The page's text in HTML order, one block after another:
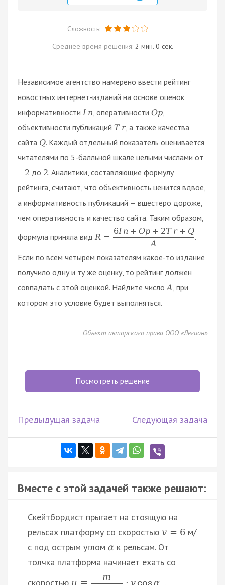
Сложность:
Среднее время решения: 2 мин. 0 сек.
Независимое агентство намерено ввести рейтинг
новостных интернет-изданий на основе оценок
информативности I n , оперативности Op,
объективности публикаций T r, а также качества
сайта Q. Каждый отдельный показатель оценивается
читателями по 5-балльной шкале целыми числами от
−2 до 2. Аналитики, составляющие формулу
рейтинга, считают, что объективность ценится вдвое,
а информативность публикаций — вшестеро дороже,
чем оперативность и качество сайта. Таким образом,
формула приняла вид R =
6I n + Op + 2T r + Q
A
.
Если по всем четырём показателям какое-то издание
получило одну и ту же оценку, то рейтинг должен
совпадать с этой оценкой. Найдите число A , при
котором это условие будет выполняться.
Объект авторского права ООО «Легион»
Посмотреть решение
Предыдущая задача Следующая задача
Вместе с этой задачей также решают:
Скейтбордист прыгает на стоящую на
рельсах платформу со скоростью v = 6 м/
с под острым углом α к рельсам. От
толчка платформа начинает ехать со
скоростью u =
m
⋅ vcosα …